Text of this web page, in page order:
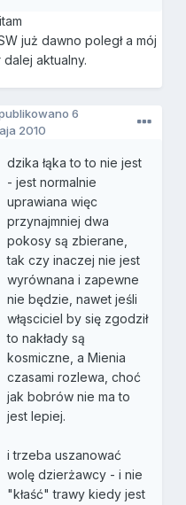
już dawno poległ a mój
dalej aktualny.
6
2010
dzika łąka to to nie jest
- jest normalnie
uprawiana więc
przynajmniej dwa
pokosy są zbierane,
tak czy inaczej nie jest
wyrównana i zapewne
nie będzie, nawet jeśli
włąsciciel by się zgodził
to nakłady są
kosmiczne, a Mienia
czasami rozlewa, choć
jak bobrów nie ma to
jest lepiej.
i trzeba uszanować
wolę dzierżawcy - i nie
"kłaść" trawy kiedy jest